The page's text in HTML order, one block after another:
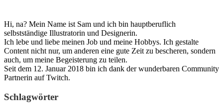
Hi, na? Mein Name ist Sam und ich bin hauptberuflich
selbstständige Illustratorin und Designerin.
Ich lebe und liebe meinen Job und meine Hobbys. Ich gestalte
Content nicht nur, um anderen eine gute Zeit zu bescheren, sondern
auch, um meine Begeisterung zu teilen.
Seit dem 12. Januar 2018 bin ich dank der wunderbaren Community
Partnerin auf Twitch.
Schlagwörter